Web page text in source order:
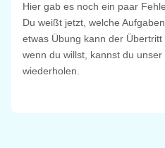
Hier gab es noch ein paar
Du weißt jetzt, welche
etwas Übung kann der
wenn du willst, kannst du
wiederholen.